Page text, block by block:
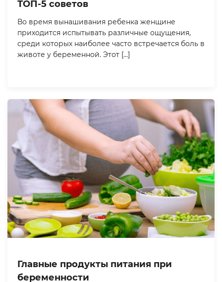
ТОП-5 советов
Во время вынашивания ребенка женщине
приходится испытывать различные ощущения,
среди которых наиболее часто встречается боль в
животе у беременной. Этот […]
Главные продукты питания при
беременности